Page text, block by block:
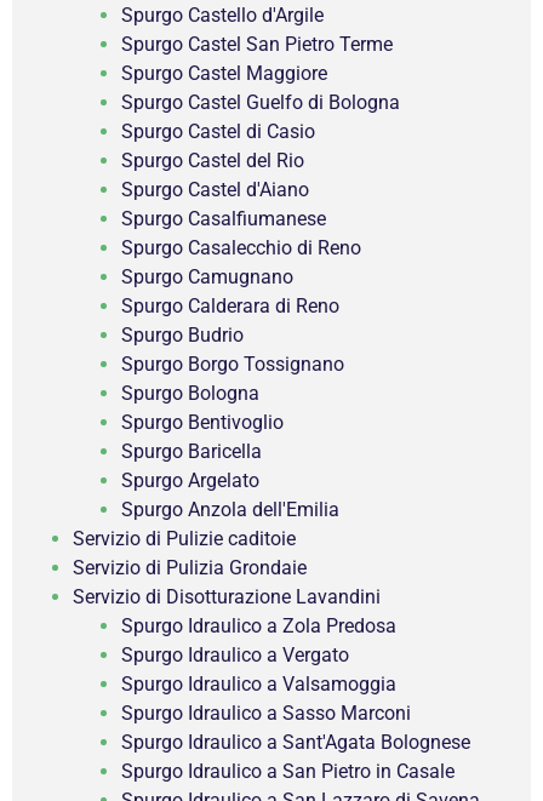
Spurgo Castello d'Argile
Spurgo Castel San Pietro Terme
Spurgo Castel Maggiore
Spurgo Castel Guelfo di Bologna
Spurgo Castel di Casio
Spurgo Castel del Rio
Spurgo Castel d'Aiano
Spurgo Casalfiumanese
Spurgo Casalecchio di Reno
Spurgo Camugnano
Spurgo Calderara di Reno
Spurgo Budrio
Spurgo Borgo Tossignano
Spurgo Bologna
Spurgo Bentivoglio
Spurgo Baricella
Spurgo Argelato
Spurgo Anzola dell'Emilia
Servizio di Pulizie caditoie
Servizio di Pulizia Grondaie
Servizio di Disotturazione Lavandini
Spurgo Idraulico a Zola Predosa
Spurgo Idraulico a Vergato
Spurgo Idraulico a Valsamoggia
Spurgo Idraulico a Sasso Marconi
Spurgo Idraulico a Sant'Agata Bolognese
Spurgo Idraulico a San Pietro in Casale